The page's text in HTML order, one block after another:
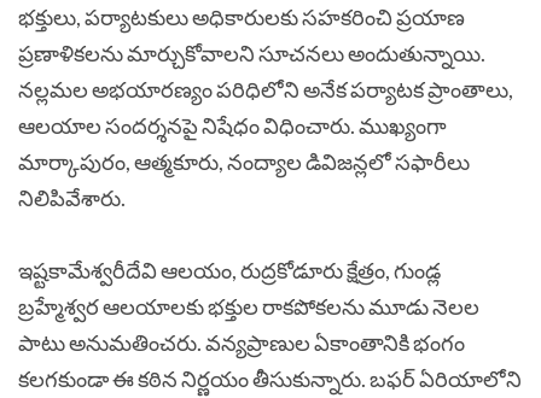
భక్తులు, పర్యాటకులు అధికారులకు సహకరించి ప్రయాణ
ప్రణాళికలను మార్చుకోవాలని సూచనలు అందుతున్నాయి.
నల్లమల అభయారణ్యం పరిధిలోని అనేక పర్యాటక ప్రాంతాలు,
ఆలయాల సందర్శనపై నిషేధం విధించారు. ముఖ్యంగా
మార్కాపురం, ఆత్మకూరు, నంద్యాల డివిజన్లలో సఫారీలు
నిలిపివేశారు.
ఇష్టకామేశ్వరీదేవి ఆలయం, రుద్రకోడూరు క్షేత్రం, గుండ్ల
బ్రహ్మేశ్వర ఆలయాలకు భక్తుల రాకపోకలను మూడు నెలల
పాటు అనుమతించరు. వన్యప్రాణుల ఏకాంతానికి భంగం
కలగకుండా ఈ కఠిన నిర్ణయం తీసుకున్నారు. బఫర్ ఏరియాలోని